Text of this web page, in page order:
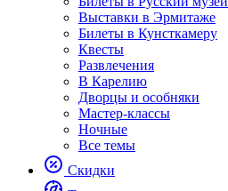
Выставки в Эрмитаже
Билеты в Кунсткамеру
Квесты
Развлечения
В Карелию
Дворцы и особняки
Мастер-классы
Ночные
Все темы
Скидки